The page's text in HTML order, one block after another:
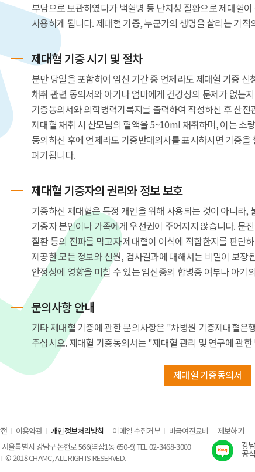
부담으로 보관하였다가 백혈병 등 난치성 질환으로 제대혈
사용하게 됩니다. 제대혈 기증, 누군가의 생명을 살리는 기적
제대혈 기증 시기 및 절차
분만 당일을 포함하여 임신 기간 중 언제라도 제대혈 기증
채취 관련 동의서와 아기나 엄마에게 건강상의 문제가 없는
기증동의서와 의학병력기록지를 출력하여 작성하신 후 산
제대혈 채취 시 산모님의 혈액을 5~10ml 채취하며, 이는 소
동의하신 후에 언제라도 기증반대의사를 표시하시면 기증
폐기됩니다.
제대혈 기증자의 권리와 정보 보호
기증하신 제대혈은 특정 개인을 위해 사용되는 것이 아니라,
기증자 본인이나 가족에게 우선권이 주어지지 않습니다. 문
질환 등의 전파를 막고자 제대혈이 이식에 적합한지를 판단
제공한 모든 정보와 신원, 검사결과에 대해서는 비밀이 보
안정성에 영향을 미칠 수 있는 임신중의 합병증 여부나 아기
문의사항 안내
기타 제대혈 기증에 관한 문의사항은 "차병원 기증제대혈
주십시오. 제대혈 기증동의서는 "제대혈 관리 및 연구에 관
제대혈 기증동의서
이용약관 개인정보처리방침 이메일 수집거부 비급여진료비
제보하기
울특별시 강남구 논현로 566(역삼1동 650-9) TEL 02-3468-3000
© 2018 CHAMC, ALL RIGHTS RESERVED.
강
공